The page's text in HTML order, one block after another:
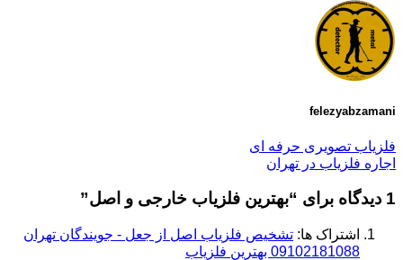
felezyabzamani
فلزیاب تصویری حرفه ای
اجاره فلزیاب در تهران
1 دیدگاه برای “ بهترین فلزیاب خارجی و اصل”
اشتراک ها: تشخیص فلزیاب اصل از جعل - جویندگان تهران
09102181088 بهترین فلزیاب